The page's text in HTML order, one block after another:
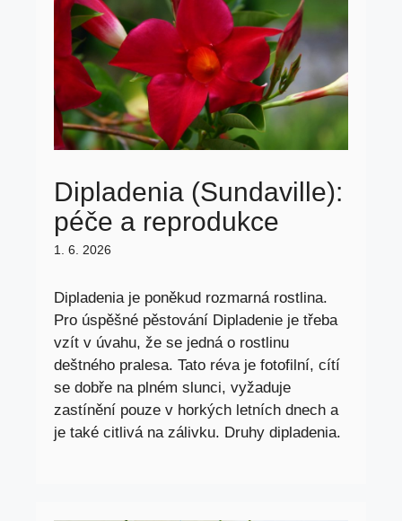
Dipladenia (Sundaville):
péče a reprodukce
1. 6. 2026
Dipladenia je poněkud rozmarná rostlina.
Pro úspěšné pěstování Dipladenie je třeba
vzít v úvahu, že se jedná o rostlinu
deštného pralesa. Tato réva je fotofilní, cítí
se dobře na plném slunci, vyžaduje
zastínění pouze v horkých letních dnech a
je také citlivá na zálivku. Druhy dipladenia.